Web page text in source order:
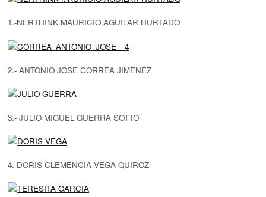
1.-NERTHINK MAURICIO AGUILAR HURTADO
2.- ANTONIO JOSE CORREA JIMENEZ
3.- JULIO MIGUEL GUERRA SOTTO
4.-DORIS CLEMENCIA VEGA QUIROZ